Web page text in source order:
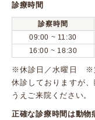
診療時間
診察時間
09:00 ~ 11:30
16:00 ~ 18:30
※休診日／水曜日 ※
休診しておりますが
うえご来院ください。
正確な診療時間は動物